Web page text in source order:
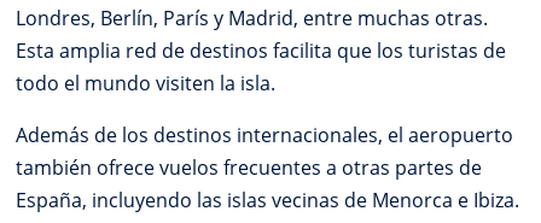
Londres, Berlín, París y Madrid, entre muchas otras.
Esta amplia red de destinos facilita que los turistas de
todo el mundo visiten la isla.
Además de los destinos internacionales, el aeropuerto
también ofrece vuelos frecuentes a otras partes de
España, incluyendo las islas vecinas de Menorca e Ibiza.